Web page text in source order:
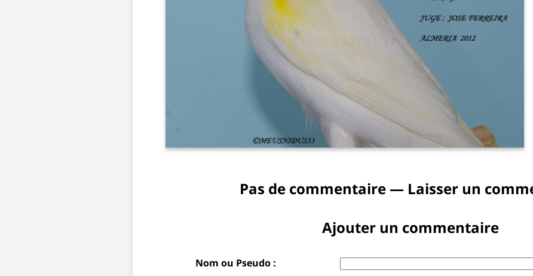
Pas de commentaire — Laisser un
Ajouter un commentaire
Nom ou Pseudo :